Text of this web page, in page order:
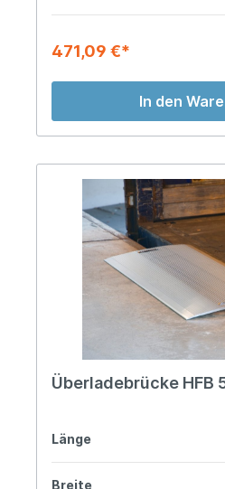
471,09 €*
In den
Überladebrücke HFB
Länge
Breite